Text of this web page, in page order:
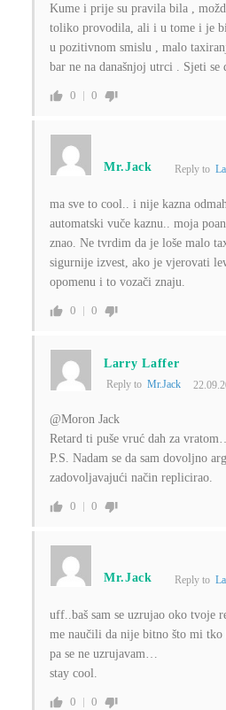
Kume i prije su pravila bila ,
toliko provodila, ali i u tome i je
u pozitivnom smislu , malo
bar ne na današnjoj utrci . Sjeti
0 0
Mr.Jack Reply to
ma sve to cool.. i nije kazna
automatski vuče kaznu.. moja
znao. Ne tvrdim da je loše malo
sigurnije izvest, ako je vjerovati
opomenu i to vozači znaju.
0 0
Larry Laffer
Reply to Mr.Jack
@Moron Jack
Retard ti puše vruć dah za
P.S. Nadam se da sam dovoljno
zadovoljavajući način replicirao.
0 0
Mr.Jack Reply to
uff..baš sam se uzrujao oko tvoje
me naučili da nije bitno što mi tko
pa se ne uzrujavam…
stay cool.
0 0